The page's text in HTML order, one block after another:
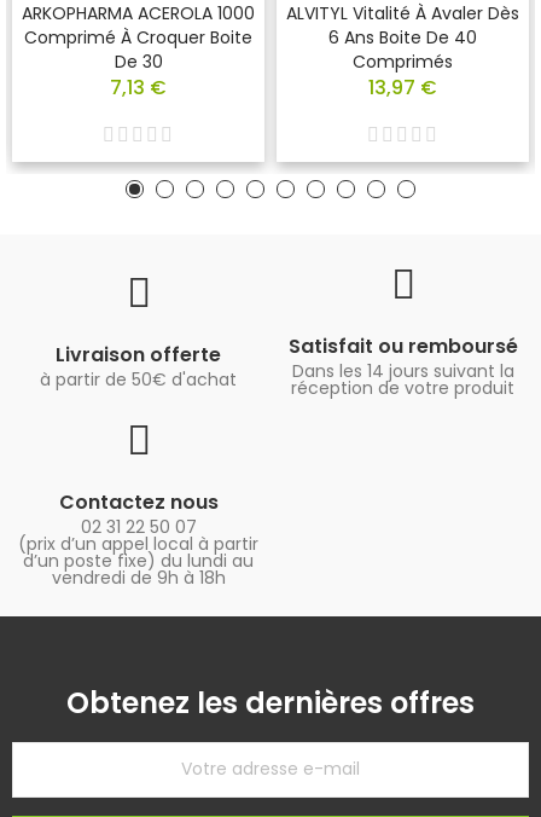
ARKOPHARMA ACEROLA 1000
Comprimé À Croquer Boite
De 30
7,13 €
ALVITYL Vitalité À Avaler Dès
6 Ans Boite De 40
Comprimés
13,97 €
Livraison offerte
à partir de 50€ d'achat
Satisfait ou remboursé
Dans les 14 jours suivant la
réception de votre produit
Contactez nous
02 31 22 50 07
(prix d’un appel local à partir
d’un poste fixe) du lundi au
vendredi de 9h à 18h
Obtenez les dernières offres